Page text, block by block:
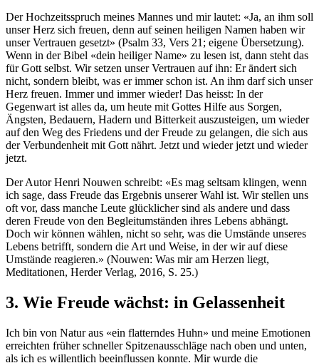
Der Hochzeitsspruch meines Mannes und mir lautet: «Ja, an ihm soll
unser Herz sich freuen, denn auf seinen heiligen Namen haben wir
unser Vertrauen gesetzt» (Psalm 33, Vers 21; eigene Übersetzung).
Wenn in der Bibel «dein heiliger Name» zu lesen ist, dann steht das
für Gott selbst. Wir setzen unser Vertrauen auf ihn: Er ändert sich
nicht, sondern bleibt, was er immer schon ist. An ihm darf sich unser
Herz freuen. Immer und immer wieder! Das heisst: In der
Gegenwart ist alles da, um heute mit Gottes Hilfe aus Sorgen,
Ängsten, Bedauern, Hadern und Bitterkeit auszusteigen, um wieder
auf den Weg des Friedens und der Freude zu gelangen, die sich aus
der Verbundenheit mit Gott nährt. Jetzt und wieder jetzt und wieder
jetzt.
Der Autor Henri Nouwen schreibt: «Es mag seltsam klingen, wenn
ich sage, dass Freude das Ergebnis unserer Wahl ist. Wir stellen uns
oft vor, dass manche Leute glücklicher sind als andere und dass
deren Freude von den Begleitumständen ihres Lebens abhängt.
Doch wir können wählen, nicht so sehr, was die Umstände unseres
Lebens betrifft, sondern die Art und Weise, in der wir auf diese
Umstände reagieren.» (Nouwen: Was mir am Herzen liegt,
Meditationen, Herder Verlag, 2016, S. 25.)
3. Wie Freude wächst: in Gelassenheit
Ich bin von Natur aus «ein flatterndes Huhn» und meine Emotionen
erreichten früher schneller Spitzenausschläge nach oben und unten,
als ich es willentlich beeinflussen konnte. Mir wurde die